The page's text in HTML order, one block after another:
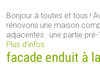
Bonjour à toutes et tous !
rénovons une maison
adjacentes : une partie
Plus d’infos
facade enduit à